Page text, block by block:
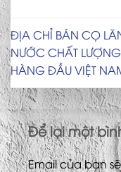
ĐỊA CHỈ BÁN CỌ
NƯỚC CHẤT LƯỢNG
HÀNG ĐẦU VIỆT
Để lại một
Email của bạn